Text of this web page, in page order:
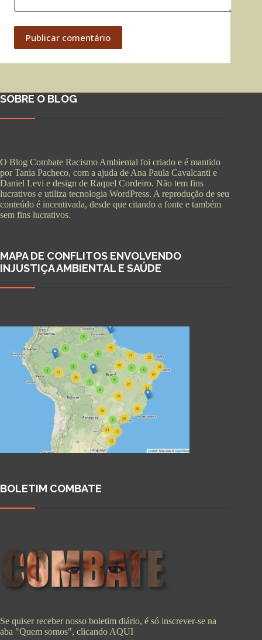
Publicar comentário
SOBRE O BLOG
O Blog Combate Racismo Ambiental foi criado e é mantido
por Tania Pacheco, com a ajuda de Ana Paula Cavalcanti e
Daniel Levi e design de Raquel Cordeiro. Não tem fins
lucrativos e utiliza tecnologia WordPress. A reprodução de seu
conteúdo é incentivada, desde que citando a fonte e também
sem fins lucrativos.
MAPA DE CONFLITOS ENVOLVENDO
INJUSTIÇA AMBIENTAL E SAÚDE
BOLETIM COMBATE
Se quiser receber nosso boletim diário, é só inscrever-se na
aba "Quem somos", clicando AQUI